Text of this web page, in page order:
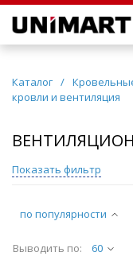
Каталог /
кровли и вентиляция
по популярности
Выводить по: 60
Показать фильтр